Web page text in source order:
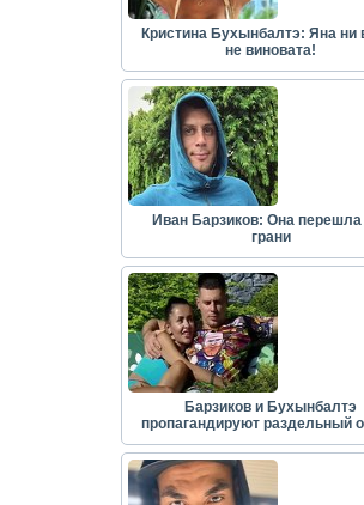
Кристина Бухынбалтэ: Яна ни
не виновата!
Иван Барзиков: Она перешла
грани
Барзиков и Бухынбалтэ
пропагандируют раздельный